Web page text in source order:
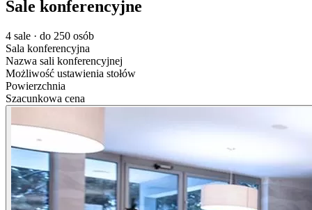
Sale konferencyjne
4 sale · do 250 osób
Sala konferencyjna
Nazwa sali konferencyjnej
Możliwość ustawienia stołów
Powierzchnia
Szacunkowa cena